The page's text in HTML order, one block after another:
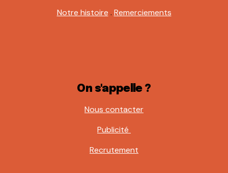
Notre histoire . Remerciements
On s'appelle ?
Nous contacter
Publicité
Recrutement